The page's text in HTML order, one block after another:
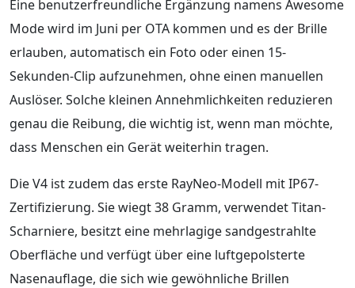
Eine benutzerfreundliche Ergänzung namens Awesome
Mode wird im Juni per OTA kommen und es der Brille
erlauben, automatisch ein Foto oder einen 15-
Sekunden-Clip aufzunehmen, ohne einen manuellen
Auslöser. Solche kleinen Annehmlichkeiten reduzieren
genau die Reibung, die wichtig ist, wenn man möchte,
dass Menschen ein Gerät weiterhin tragen.
Die V4 ist zudem das erste RayNeo-Modell mit IP67-
Zertifizierung. Sie wiegt 38 Gramm, verwendet Titan-
Scharniere, besitzt eine mehrlagige sandgestrahlte
Oberfläche und verfügt über eine luftgepolsterte
Nasenauflage, die sich wie gewöhnliche Brillen